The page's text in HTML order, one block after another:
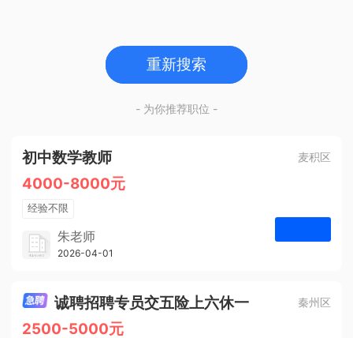
重新搜索
- 为你推荐职位 -
初中数学教师 麦积区
4000-8000元
经验不限
学历不限
1人
朱老师
博学启智教育
2026-04-01
诚聘招聘专员交五险上六休一 秦州区
2500-5000元